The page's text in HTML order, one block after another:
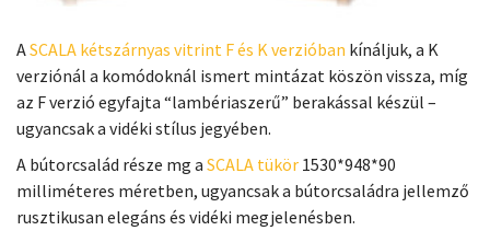
ASCALA kétszárnyas vitrint F és K verzióban kínáljuk, a K
verziónál a komódoknál ismert mintázat köszön vissza, míg
az F verzió egyfajta “lambériaszerű” berakással készül –
ugyancsak a vidéki stílus jegyében.
A bútorcsalád része mg a SCALA tükör 1530*948*90
milliméteres méretben, ugyancsak a bútorcsaládra jellemző
rusztikusan elegáns és vidéki megjelenésben.